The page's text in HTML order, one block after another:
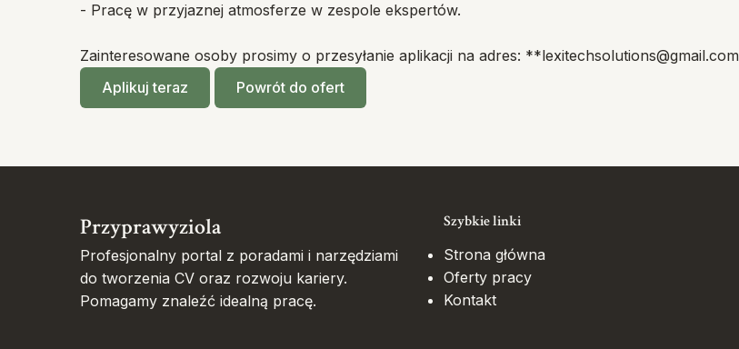
- Pracę w przyjaznej atmosferze w zespole ekspertów.
Zainteresowane osoby prosimy o przesyłanie aplikacji na adres: **lexitechsolutions@gmail.com
Aplikuj teraz
Powrót do ofert
Przyprawyziola
Profesjonalny portal z poradami i narzędziami
do tworzenia CV oraz rozwoju kariery.
Pomagamy znaleźć idealną pracę.
Szybkie linki
Strona główna
Oferty pracy
Kontakt